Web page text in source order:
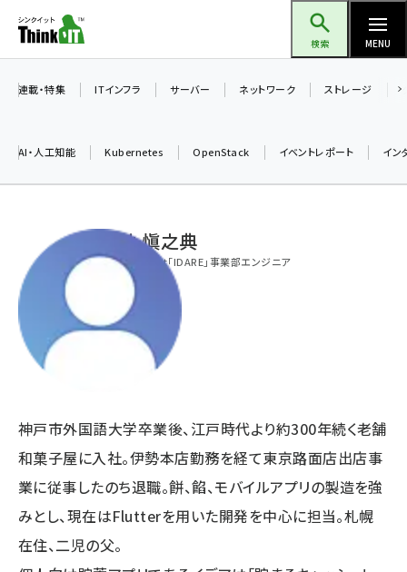
ン
ツ
検索 MENU
加藤銘のチーム貢献～仲間と築いた勝利の絆～ (2308)
iot女子会 (2273)
北海道をのんびり旅する晴山佳須夫のヒント集！ (2025)
drupal (1947)
ai crunch (1348)
連載・特集 ITインフラ サーバー ネットワーク ストレージ
AI・人工知能 Kubernetes OpenStack イベントレポート イン
加納 愼之典
株式会社Fivot「IDARE」事業部エンジニア
神戸市外国語大学卒業後、江戸時代より約300年続く老舗
和菓子屋に入社。伊勢本店勤務を経て東京路面店出店事
業に従事したのち退職。餅、餡、モバイルアプリの製造を強
みとし、現在はFlutterを用いた開発を中心に担当。札幌
在住、二児の父。